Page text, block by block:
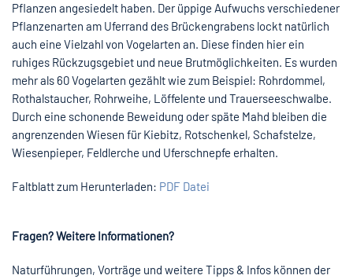
Pflanzen angesiedelt haben. Der üppige Aufwuchs verschiedener
Pflanzenarten am Uferrand des Brückengrabens lockt natürlich
auch eine Vielzahl von Vogelarten an. Diese finden hier ein
ruhiges Rückzugsgebiet und neue Brutmöglichkeiten. Es wurden
mehr als 60 Vogelarten gezählt wie zum Beispiel: Rohrdommel,
Rothalstaucher, Rohrweihe, Löffelente und Trauerseeschwalbe.
Durch eine schonende Beweidung oder späte Mahd bleiben die
angrenzenden Wiesen für Kiebitz, Rotschenkel, Schafstelze,
Wiesenpieper, Feldlerche und Uferschnepfe erhalten.
Faltblatt zum Herunterladen: PDF Datei
Fragen? Weitere Informationen?
Naturführungen, Vorträge und weitere Tipps & Infos können der